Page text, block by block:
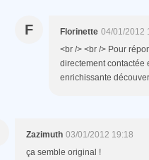
F Florinette 04/01/2012
<br /> <br /> Pour
directement contactée
enrichissante
Zazimuth 03/01/2012 19:18
ça semble original !